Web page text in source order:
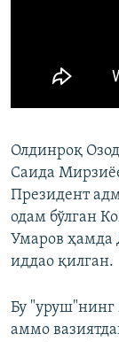
Олдинроқ
Саида
Президент
одам бўлган
Умаров ҳамда
иддао қилган.
Бу "уруш"нинг
аммо